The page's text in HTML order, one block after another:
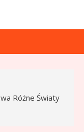
Różne Światy